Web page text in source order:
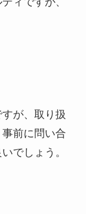
が、取り扱
前に問い合
でしょう。